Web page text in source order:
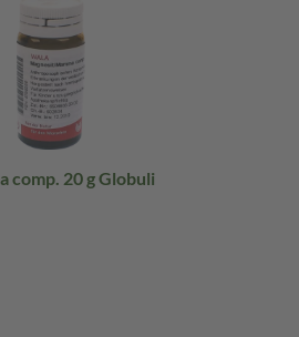
comp. 20 g Globuli